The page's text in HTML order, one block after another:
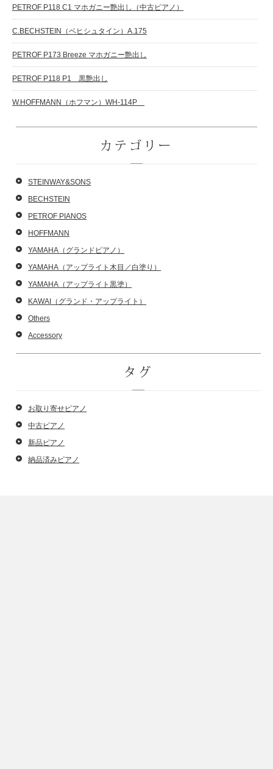
PETROF P118 C1 マホガニー艶出し（中古ピアノ）
C.BECHSTEIN（ベヒシュタイン）A.175
PETROF P173 Breeze マホガニー艶出し
PETROF P118 P1 黒艶出し
W.HOFFMANN（ホフマン）WH-114P
カテゴリー
STEINWAY&SONS
BECHSTEIN
PETROF PIANOS
HOFFMANN
YAMAHA（グランドピアノ）
YAMAHA（アップライト木目／白塗り）
YAMAHA（アップライト黒塗）
KAWAI（グランド・アップライト）
Others
Accessory
タグ
お取り寄せピアノ
中古ピアノ
新品ピアノ
納品済みピアノ